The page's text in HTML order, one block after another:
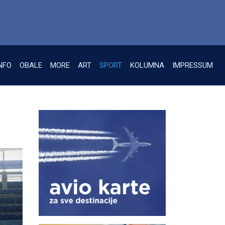
OBALE MORE ART SPORT KOLUMNA IMPRESSUM